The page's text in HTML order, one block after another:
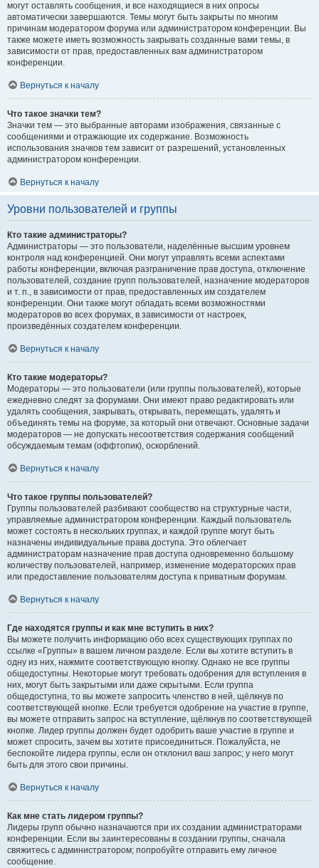
могут оставлять сообщения, и все находящиеся в них опросы
автоматически завершаются. Темы могут быть закрыты по многим
причинам модератором форума или администратором конференции. Вы
также можете иметь возможность закрывать созданные вами темы, в
зависимости от прав, предоставленных вам администратором
конференции.
Вернуться к началу
Что такое значки тем?
Значки тем — это выбранные авторами изображения, связанные с
сообщениями и отражающие их содержание. Возможность
использования значков тем зависит от разрешений, установленных
администратором конференции.
Вернуться к началу
Уровни пользователей и группы
Кто такие администраторы?
Администраторы — это пользователи, наделённые высшим уровнем
контроля над конференцией. Они могут управлять всеми аспектами
работы конференции, включая разграничение прав доступа, отключение
пользователей, создание групп пользователей, назначение модераторов
и т. п., в зависимости от прав, предоставленных им создателем
конференции. Они также могут обладать всеми возможностями
модераторов во всех форумах, в зависимости от настроек,
произведённых создателем конференции.
Вернуться к началу
Кто такие модераторы?
Модераторы — это пользователи (или группы пользователей), которые
ежедневно следят за форумами. Они имеют право редактировать или
удалять сообщения, закрывать, открывать, перемещать, удалять и
объединять темы на форуме, за который они отвечают. Основные задачи
модераторов — не допускать несоответствия содержания сообщений
обсуждаемым темам (оффтопик), оскорблений.
Вернуться к началу
Что такое группы пользователей?
Группы пользователей разбивают сообщество на структурные части,
управляемые администратором конференции. Каждый пользователь
может состоять в нескольких группах, и каждой группе могут быть
назначены индивидуальные права доступа. Это облегчает
администраторам назначение прав доступа одновременно большому
количеству пользователей, например, изменение модераторских прав
или предоставление пользователям доступа к приватным форумам.
Вернуться к началу
Где находятся группы и как мне вступить в них?
Вы можете получить информацию обо всех существующих группах по
ссылке «Группы» в вашем личном разделе. Если вы хотите вступить в
одну из них, нажмите соответствующую кнопку. Однако не все группы
общедоступны. Некоторые могут требовать одобрения для вступления в
них, могут быть закрытыми или даже скрытыми. Если группа
общедоступна, то вы можете запросить членство в ней, щёлкнув по
соответствующей кнопке. Если требуется одобрение на участие в группе,
вы можете отправить запрос на вступление, щёлкнув по соответствующей
кнопке. Лидер группы должен будет одобрить ваше участие в группе и
может спросить, зачем вы хотите присоединиться. Пожалуйста, не
беспокойте лидера группы, если он отклонил ваш запрос; у него могут
быть для этого свои причины.
Вернуться к началу
Как мне стать лидером группы?
Лидеры групп обычно назначаются при их создании администраторами
конференции. Если вы заинтересованы в создании группы, сначала
свяжитесь с администратором; попробуйте отправить ему личное
сообщение.